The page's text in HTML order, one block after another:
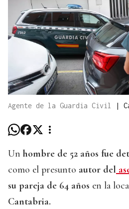
Agente de la Guardia Civil |
Un hombre de 52 años fue
como el presunto autor del
su pareja de 64 años en la
Cantabria.